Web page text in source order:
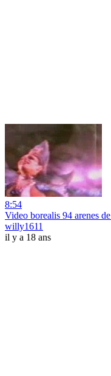
8:54
Video borealis 94 arenes
willy1611
il y a 18 ans